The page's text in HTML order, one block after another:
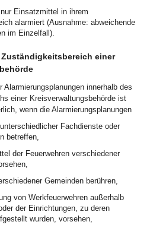
Einsatzmittel in ihrem
alarmiert (Ausnahme: abweichende
im Einzelfall).
einer
Alarmierungsplanungen innerhalb des
einer Kreisverwaltungsbehörde ist
wenn die Alarmierungsplanungen
Fachdienste oder
betreffen,
der Feuerwehren verschiedener
Gemeinden berühren,
von Werkfeuerwehren außerhalb
der Einrichtungen, zu deren
wurden, vorsehen,